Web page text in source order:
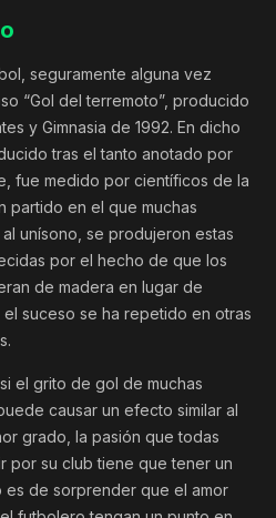
seguramente alguna vez
“Gol del terremoto”, producido
y Gimnasia de 1992. En dicho
tras el tanto anotado por
fue medido por científicos de la
partido en el que muchas
unísono, se produjeron estas
por el hecho de que los
de madera en lugar de
suceso se ha repetido en otras
el grito de gol de muchas
causar un efecto similar al
grado, la pasión que todas
por su club tiene que tener un
es de sorprender que el amor